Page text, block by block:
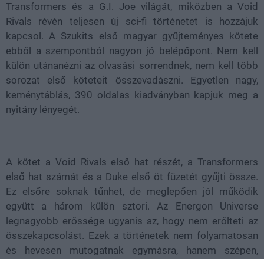
Transformers és a G.I. Joe világát, miközben a Void
Rivals révén teljesen új sci-fi történetet is hozzájuk
kapcsol. A Szukits első magyar gyűjteményes kötete
ebből a szempontból nagyon jó belépőpont. Nem kell
külön utánanézni az olvasási sorrendnek, nem kell több
sorozat első köteteit összevadászni. Egyetlen nagy,
keménytáblás, 390 oldalas kiadványban kapjuk meg a
nyitány lényegét.
A kötet a Void Rivals első hat részét, a Transformers
első hat számát és a Duke első öt füzetét gyűjti össze.
Ez elsőre soknak tűnhet, de meglepően jól működik
együtt a három külön sztori. Az Energon Universe
legnagyobb erőssége ugyanis az, hogy nem erőlteti az
összekapcsolást. Ezek a történetek nem folyamatosan
és hevesen mutogatnak egymásra, hanem szépen,